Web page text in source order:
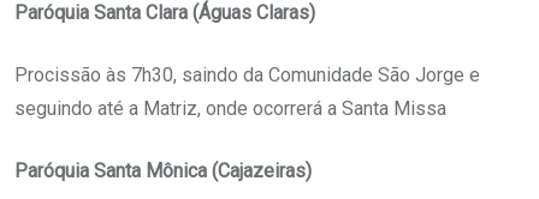
Paróquia Santa Clara (Águas Claras)
Procissão às 7h30, saindo da Comunidade São Jorge e
seguindo até a Matriz, onde ocorrerá a Santa Missa
Paróquia Santa Mônica (Cajazeiras)